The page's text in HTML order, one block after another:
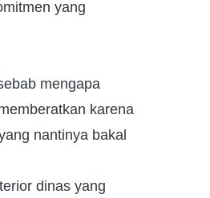
yang
mengapa
karena
nantinya bakal
dinas yang